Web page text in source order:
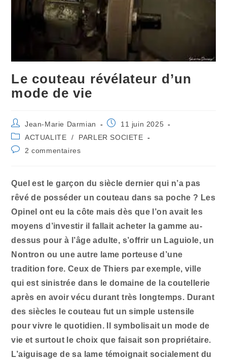
Le couteau révélateur d’un
mode de vie
Auteur/autrice
de
la
publication :
Jean-Marie Darmian
Publication
11 juin 2025
Post
category:
ACTUALITE /
PARLER SOCIETE
Commentaires
2 commentaires
Quel est le garçon du siècle dernier qui n’a pas
rêvé de posséder un couteau dans sa poche ? Les
Opinel ont eu la côte mais dès que l’on avait les
moyens d’investir il fallait acheter la gamme au-
dessus pour à l’âge adulte, s’offrir un Laguiole, un
Nontron ou une autre lame porteuse d’une
tradition fore. Ceux de Thiers par exemple, ville
qui est sinistrée dans le domaine de la coutellerie
après en avoir vécu durant très longtemps. Durant
des siècles le couteau fut un simple ustensile
pour vivre le quotidien. Il symbolisait un mode de
vie et surtout le choix que faisait son propriétaire.
L’aiguisage de sa lame témoignait socialement du